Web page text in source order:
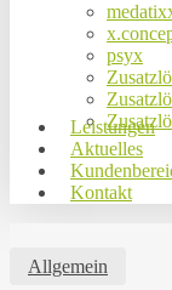
psyx
Leistungen
Aktuelles
Kontakt
Allgemein